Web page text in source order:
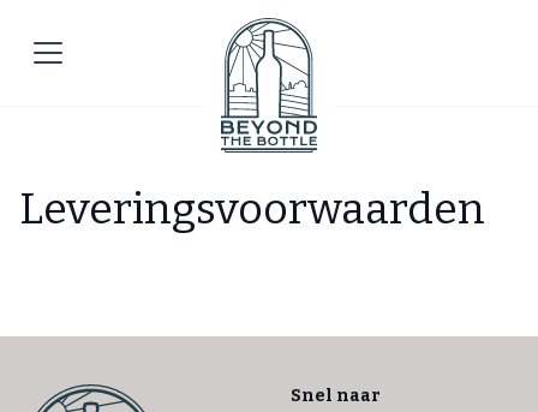
Leveringsvoorwaarden
Snel naar